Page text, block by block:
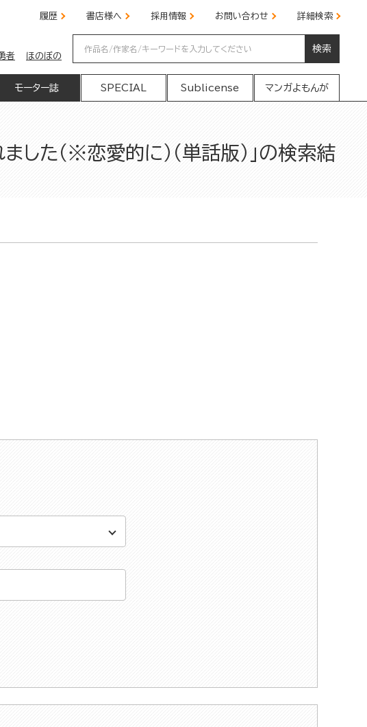
履歴 書店様へ 採用情報 お問い合わせ 詳細検索
者 ほのぼの
検索
モーター誌 SPECIAL Sublicense マンガよもんが
した（※恋愛的に）（単話版）」の検索結